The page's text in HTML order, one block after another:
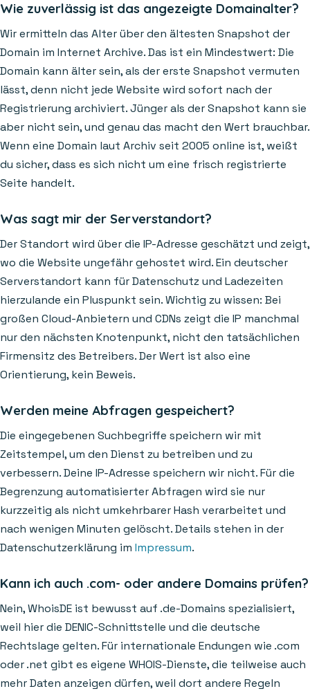
Wie zuverlässig ist das angezeigte Domainalter?
Wir ermitteln das Alter über den ältesten Snapshot der
Domain im Internet Archive. Das ist ein Mindestwert: Die
Domain kann älter sein, als der erste Snapshot vermuten
lässt, denn nicht jede Website wird sofort nach der
Registrierung archiviert. Jünger als der Snapshot kann sie
aber nicht sein, und genau das macht den Wert brauchbar.
Wenn eine Domain laut Archiv seit 2005 online ist, weißt
du sicher, dass es sich nicht um eine frisch registrierte
Seite handelt.
Was sagt mir der Serverstandort?
Der Standort wird über die IP-Adresse geschätzt und zeigt,
wo die Website ungefähr gehostet wird. Ein deutscher
Serverstandort kann für Datenschutz und Ladezeiten
hierzulande ein Pluspunkt sein. Wichtig zu wissen: Bei
großen Cloud-Anbietern und CDNs zeigt die IP manchmal
nur den nächsten Knotenpunkt, nicht den tatsächlichen
Firmensitz des Betreibers. Der Wert ist also eine
Orientierung, kein Beweis.
Werden meine Abfragen gespeichert?
Die eingegebenen Suchbegriffe speichern wir mit
Zeitstempel, um den Dienst zu betreiben und zu
verbessern. Deine IP-Adresse speichern wir nicht. Für die
Begrenzung automatisierter Abfragen wird sie nur
kurzzeitig als nicht umkehrbarer Hash verarbeitet und
nach wenigen Minuten gelöscht. Details stehen in der
Datenschutzerklärung im Impressum.
Kann ich auch .com- oder andere Domains prüfen?
Nein, WhoisDE ist bewusst auf .de-Domains spezialisiert,
weil hier die DENIC-Schnittstelle und die deutsche
Rechtslage gelten. Für internationale Endungen wie .com
oder .net gibt es eigene WHOIS-Dienste, die teilweise auch
mehr Daten anzeigen dürfen, weil dort andere Regeln